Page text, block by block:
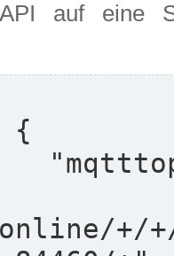
auf eine
+/